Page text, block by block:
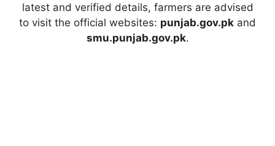
latest and verified details, farmers are advised
to visit the official websites: punjab.gov.pk and
smu.punjab.gov.pk.